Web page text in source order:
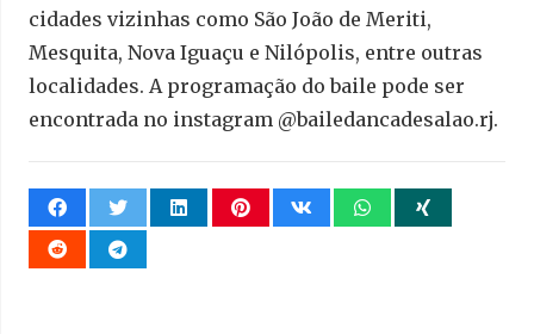
cidades vizinhas como São João de Meriti,
Mesquita, Nova Iguaçu e Nilópolis, entre outras
localidades. A programação do baile pode ser
encontrada no instagram @bailedancadesalao.rj.